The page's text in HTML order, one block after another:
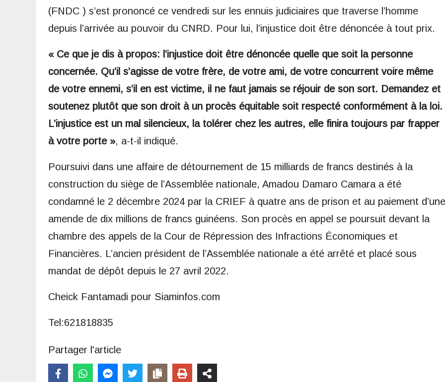
(FNDC ) s’est prononcé ce vendredi sur les ennuis judiciaires que traverse l’homme
depuis l’arrivée au pouvoir du CNRD. Pour lui, l’injustice doit être dénoncée à tout prix.
« Ce que je dis à propos: l’injustice doit être dénoncée quelle que soit la personne
concernée. Qu’il s’agisse de votre frère, de votre ami, de votre concurrent voire même
de votre ennemi, s’il en est victime, il ne faut jamais se réjouir de son sort. Demandez et
soutenez plutôt que son droit à un procès équitable soit respecté conformément à la loi.
L’injustice est un mal silencieux, la tolérer chez les autres, elle finira toujours par frapper
à votre porte », a-t-il indiqué.
Poursuivi dans une affaire de détournement de 15 milliards de francs destinés à la
construction du siège de l’Assemblée nationale, Amadou Damaro Camara a été
condamné le 2 décembre 2024 par la CRIEF à quatre ans de prison et au paiement d’une
amende de dix millions de francs guinéens. Son procès en appel se poursuit devant la
chambre des appels de la Cour de Répression des Infractions Économiques et
Financières. L’ancien président de l’Assemblée nationale a été arrêté et placé sous
mandat de dépôt depuis le 27 avril 2022.
Cheick Fantamadi pour Siaminfos.com
Tel:621818835
Partager l'article